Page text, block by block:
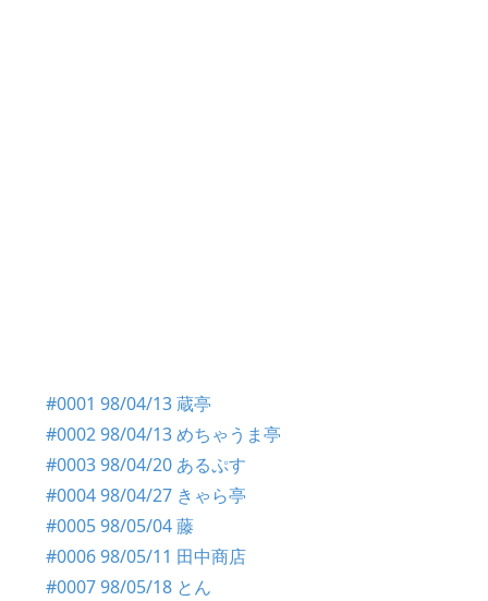
#0001 98/04/13 蔵亭
#0002 98/04/13 めちゃうま亭
#0003 98/04/20 あるぷす
#0004 98/04/27 きゃら亭
#0005 98/05/04 藤
#0006 98/05/11 田中商店
#0007 98/05/18 とん